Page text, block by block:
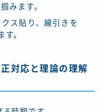
みます。
ス貼り、線引きを
す。
対応と理論の理解